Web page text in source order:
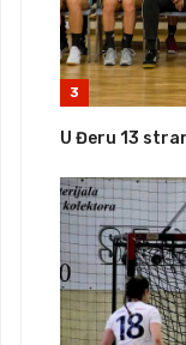
3
U Đeru 13